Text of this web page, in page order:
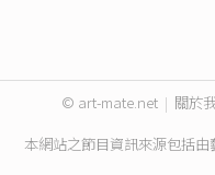
© art-mate.net | 關於
本網站之節目資訊來源包括